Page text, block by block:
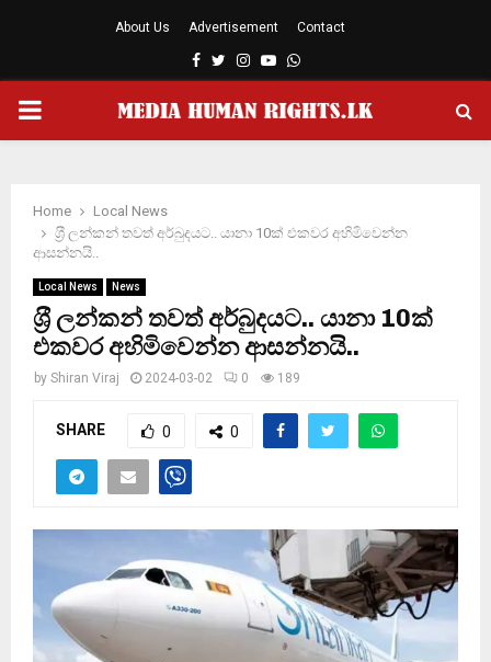
About Us Advertisement Contact
Facebook
TwitterInstagram
YoutubeWhatsapp
PRIMARY
Home
Local News
ශ‍්‍රී ලන්කන් තවත් අර්බුදයට.. යානා 10ක් එකවර අහිමිවෙන්න
ආසන්නයි..
Local News News
ශ‍්‍රී ලන්කන් තවත් අර්බුදයට.. යානා 10ක්
එකවර අහිමිවෙන්න ආසන්නයි..
by Shiran Viraj 2024-03-02 0 189
SHARE 0 0